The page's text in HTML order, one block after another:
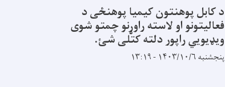
د کابل پوهنتون کیمیا پوهنځی د
فعالیتونو او لاسته راوړنو چمتو شوی
ویډیویي راپور دلته کتلی شئ.
پنجشنبه ۱۴۰۳/۱۰/۶ - ۱۳:۱۹